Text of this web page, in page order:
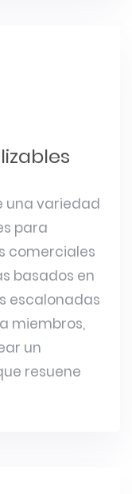
una variedad
para
comerciales
basados en
escalonadas
miembros,
un
resuene